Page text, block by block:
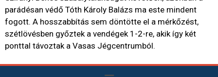
parádésan védő Tóth Károly Balázs ma este mindent
fogott. A hosszabbítás sem döntötte el a mérkőzést,
szétlövésben győztek a vendégek 1-2-re, akik így két
ponttal távoztak a Vasas Jégcentrumból.